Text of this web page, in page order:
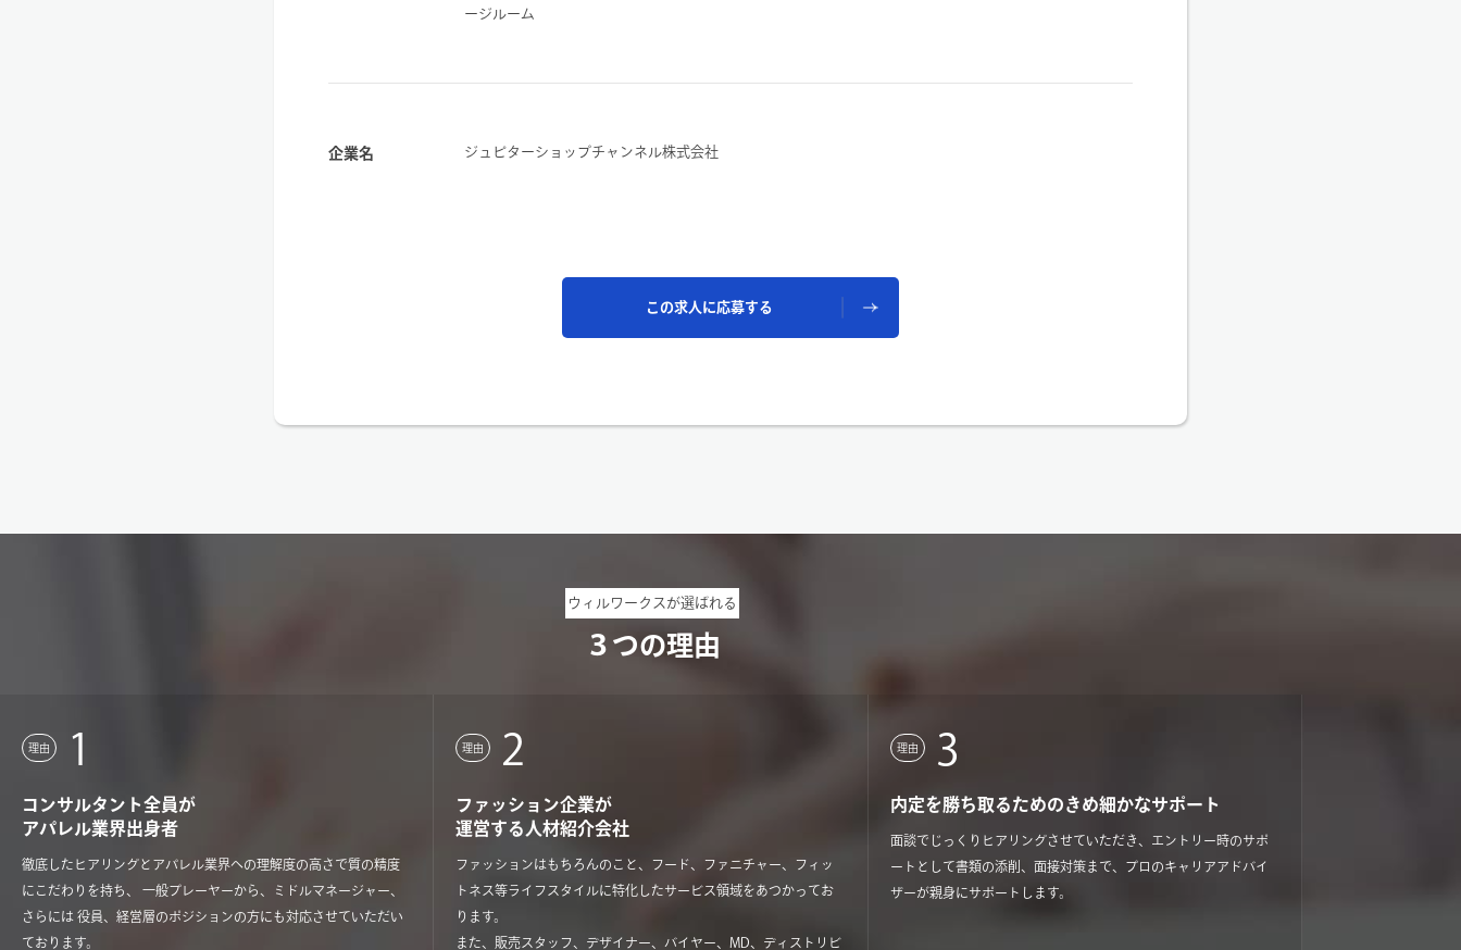
ージルーム
企業名 ジュピターショップチャンネル株式会社
この求人に応募する
ウィルワークスが選ばれる
３つの理由
理由 1
コンサルタント全員が
アパレル業界出身者
徹底したヒアリングとアパレル業界への理解度の高さで質の精度
にこだわりを持ち、 一般プレーヤーから、ミドルマネージャー、
さらには 役員、経営層のポジションの方にも対応させていただい
ております。
理由 2
ファッション企業が
運営する人材紹介会社
ファッションはもちろんのこと、フード、ファニチャー、フィッ
トネス等ライフスタイルに特化したサービス領域をあつかってお
ります。
また、販売スタッフ、デザイナー、バイヤー、MD、ディストリビ
理由 3
内定を勝ち取るためのきめ細かなサポート
面談でじっくりヒアリングさせていただき、エントリー時のサポ
ートとして書類の添削、面接対策まで、プロのキャリアアドバイ
ザーが親身にサポートします。